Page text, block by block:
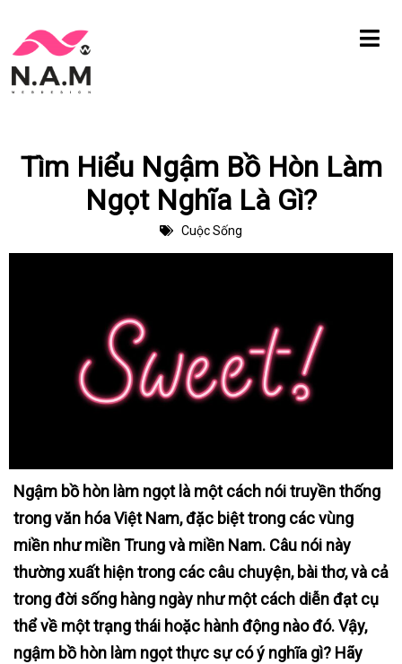
Chuyển
tới
Tìm Hiểu Ngậm Bồ Hòn Làm
Ngọt Nghĩa Là Gì?
Cuộc Sống
Ngậm bồ hòn làm ngọt là một cách nói truyền thống
trong văn hóa Việt Nam, đặc biệt trong các vùng
miền như miền Trung và miền Nam. Câu nói này
thường xuất hiện trong các câu chuyện, bài thơ, và cả
trong đời sống hàng ngày như một cách diễn đạt cụ
thể về một trạng thái hoặc hành động nào đó. Vậy,
ngậm bồ hòn làm ngọt thực sự có ý nghĩa gì? Hãy